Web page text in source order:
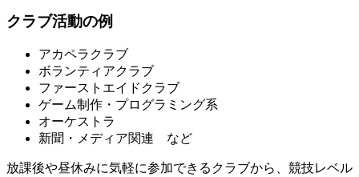
クラブ活動の例
アカペラクラブ
ボランティアクラブ
ファーストエイドクラブ
ゲーム制作・プログラミング系
オーケストラ
新聞・メディア関連 など
放課後や昼休みに気軽に参加できるクラブから、競技レベル